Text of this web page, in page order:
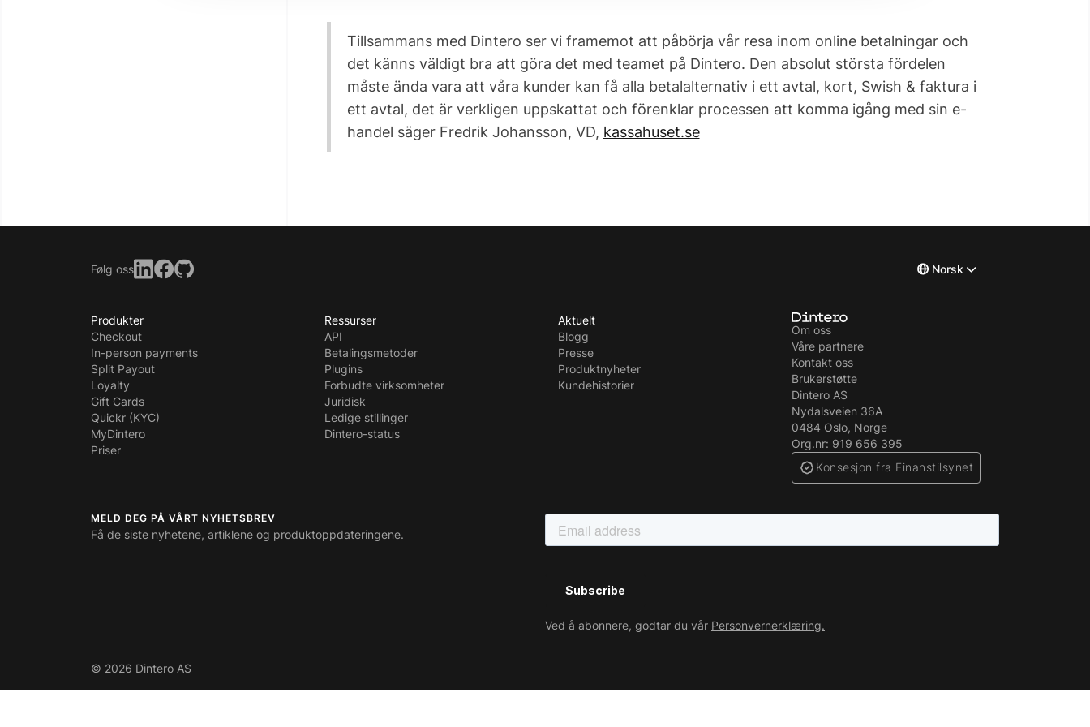
Tillsammans med Dintero ser vi framemot att påbörja vår resa inom online betalningar och
det känns väldigt bra att göra det med teamet på Dintero. Den absolut största fördelen
måste ända vara att våra kunder kan få alla betalalternativ i ett avtal, kort, Swish & faktura i
ett avtal, det är verkligen uppskattat och förenklar processen att komma igång med sin e-
handel säger Fredrik Johansson, VD, kassahuset.se
Følg oss Norsk
Produkter
Checkout
In-person payments
Split Payout
Loyalty
Gift Cards
Quickr (KYC)
MyDintero
Priser
Ressurser
API
Betalingsmetoder
Plugins
Forbudte virksomheter
Juridisk
Ledige stillinger
Dintero-status
Aktuelt
Blogg
Presse
Produktnyheter
Kundehistorier
Om oss
Våre partnere
Kontakt oss
Brukerstøtte
Dintero AS
Nydalsveien 36A
0484 Oslo, Norge
Org.nr: 919 656 395
Konsesjon fra Finanstilsynet
MELD DEG PÅ VÅRT NYHETSBREV
Få de siste nyhetene, artiklene og produktoppdateringene.
Ved å abonnere, godtar du vår Personvernerklæring.
© 2026 Dintero AS